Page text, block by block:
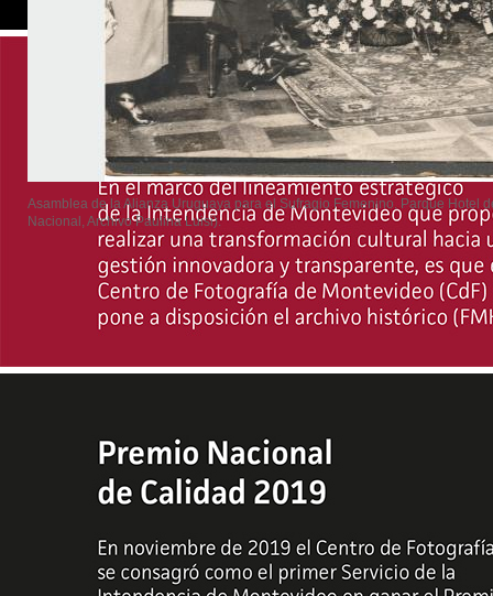
Asamblea de la Alianza Uruguaya para el Sufragio Femenino. Parque Hotel
Nacional, Archivo Paulina Luisi).